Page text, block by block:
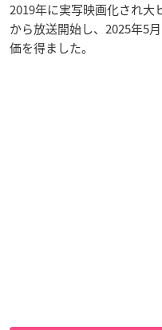
2019年に実写映画化され大
から放送開始し、2025年5
価を得ました。